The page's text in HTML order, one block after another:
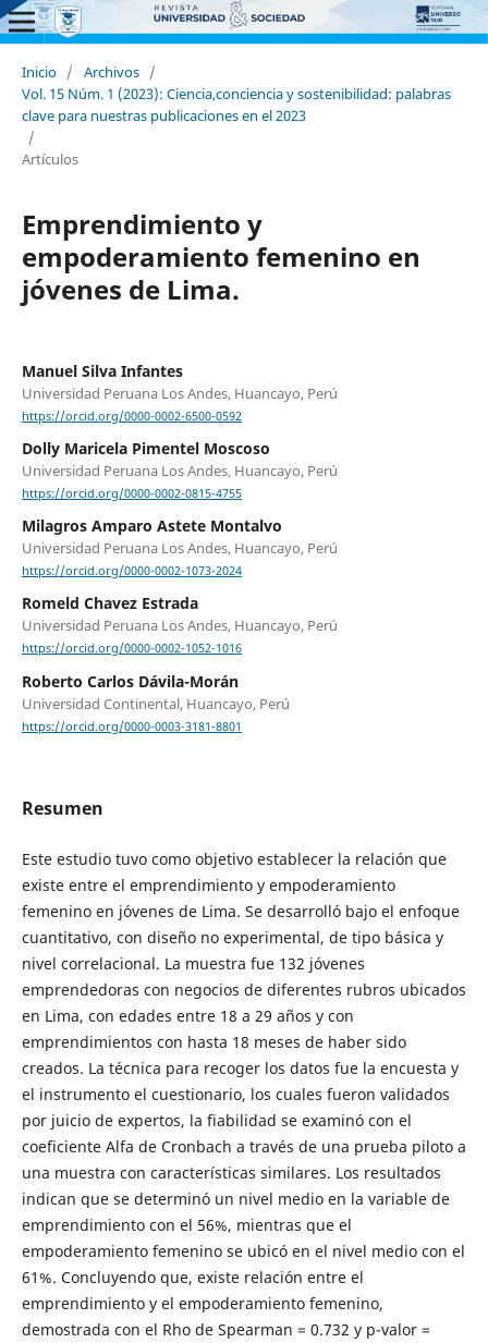
Inicio / Archivos /
Vol. 15 Núm. 1 (2023): Ciencia,conciencia y sostenibilidad: palabras
clave para nuestras publicaciones en el 2023
/
Artículos
Emprendimiento y
empoderamiento femenino en
jóvenes de Lima.
Manuel Silva Infantes
Universidad Peruana Los Andes, Huancayo, Perú
https://orcid.org/0000-0002-6500-0592
Dolly Maricela Pimentel Moscoso
Universidad Peruana Los Andes, Huancayo, Perú
https://orcid.org/0000-0002-0815-4755
Milagros Amparo Astete Montalvo
Universidad Peruana Los Andes, Huancayo, Perú
https://orcid.org/0000-0002-1073-2024
Romeld Chavez Estrada
Universidad Peruana Los Andes, Huancayo, Perú
https://orcid.org/0000-0002-1052-1016
Roberto Carlos Dávila-Morán
Universidad Continental, Huancayo, Perú
https://orcid.org/0000-0003-3181-8801
Resumen
Este estudio tuvo como objetivo establecer la relación que
existe entre el emprendimiento y empoderamiento
femenino en jóvenes de Lima. Se desarrolló bajo el enfoque
cuantitativo, con diseño no experimental, de tipo básica y
nivel correlacional. La muestra fue 132 jóvenes
emprendedoras con negocios de diferentes rubros ubicados
en Lima, con edades entre 18 a 29 años y con
emprendimientos con hasta 18 meses de haber sido
creados. La técnica para recoger los datos fue la encuesta y
el instrumento el cuestionario, los cuales fueron validados
por juicio de expertos, la fiabilidad se examinó con el
coeficiente Alfa de Cronbach a través de una prueba piloto a
una muestra con características similares. Los resultados
indican que se determinó un nivel medio en la variable de
emprendimiento con el 56%, mientras que el
empoderamiento femenino se ubicó en el nivel medio con el
61%. Concluyendo que, existe relación entre el
emprendimiento y el empoderamiento femenino,
demostrada con el Rho de Spearman = 0.732 y p-valor =